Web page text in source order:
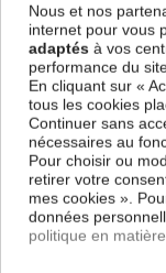
très durable.
Le papier peint
imperfections et
Notre large choix de
un moyen simple et
intérieurs, il y en a
Emballage sécurisé
Avant d’être envoyé,
carton.
Montage facile :
Poids: 120 g/m2
Dimensions des
100x70: 50x70 50x70
Nous et nos
internet pour vous
adaptés à vos
performance du
En cliquant sur «
tous les cookies
Continuer sans
nécessaires au
Pour choisir ou
retirer votre
mes cookies ».
données
politique en